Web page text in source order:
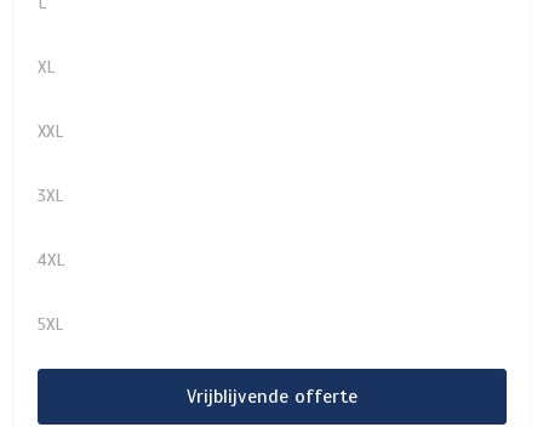
XL
XXL
3XL
4XL
5XL
Vrijblijvende offerte